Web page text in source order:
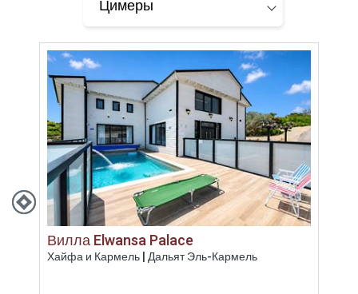
Вилла Elwansa Palace
Хайфа и Кармель | Дальят Эль-Кармель